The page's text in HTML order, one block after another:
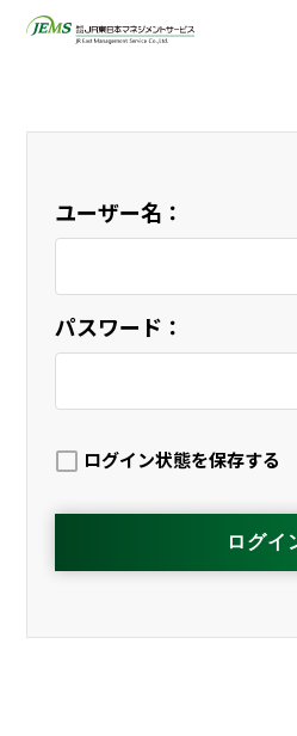
ユーザー名：
パスワード：
ログイン状態を保存する